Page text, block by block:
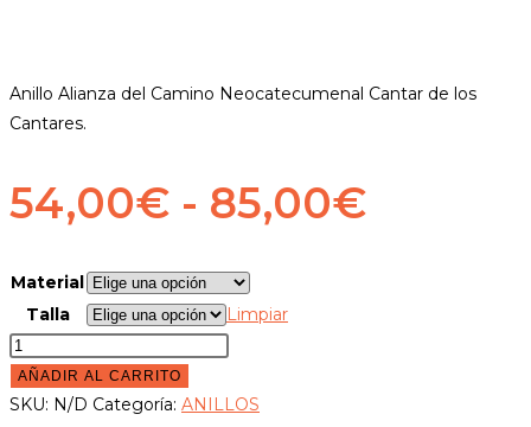
Anillo Alianza del Camino Neocatecumenal Cantar de los
Cantares.
54,00€ - 85,00€Rango
Material
Talla
Limpiar
Anillo
Alianza
Camino
AÑADIR AL CARRITO
SKU: N/D Categoría: ANILLOS